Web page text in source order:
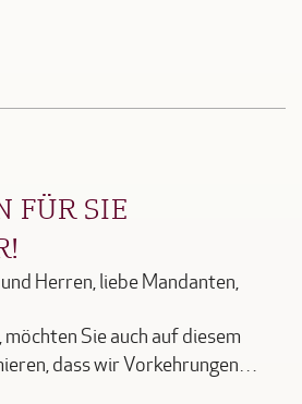
FÜR SIE
Herren, liebe Mandanten,
Sie auch auf diesem
dass wir Vorkehrungen…